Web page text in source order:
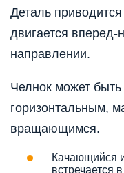
Деталь
двигается
направлении.
Челнок может
горизонтальным,
вращающимся.
Качающийся
встречается